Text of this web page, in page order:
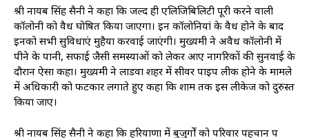
श्री नायब सिंह सैनी ने कहा कि जल्द ही एलिजिबिलिटी पूरी करने वाली
कॉलोनी को वैध घोषित किया जाएगा। इन कॉलोनियां के वैध होने के बाद
इनको सभी सुविधाएं मुहैया करवाई जाएंगी। मुख्यमंत्री ने अवैध कॉलोनी में
पीने के पानी, सफाई जैसी समस्याओं को लेकर आए नागरिकों की सुनवाई के
दौरान ऐसा कहा। मुख्यमंत्री ने लाडवा शहर में सीवर पाइप लीक होने के मामले
में अधिकारी को फटकार लगाते हुए कहा कि शाम तक इस लीकेज को दुरुस्त
किया जाए।
श्री नायब सिंह सैनी ने कहा कि हरियाणा में बुजुर्गों को परिवार पहचान पत्र